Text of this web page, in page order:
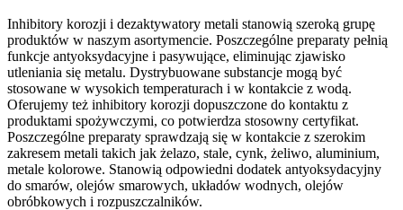
Inhibitory korozji i dezaktywatory metali stanowią szeroką grupę
produktów w naszym asortymencie. Poszczególne preparaty pełnią
funkcje antyoksydacyjne i pasywujące, eliminując zjawisko
utleniania się metalu. Dystrybuowane substancje mogą być
stosowane w wysokich temperaturach i w kontakcie z wodą.
Oferujemy też inhibitory korozji dopuszczone do kontaktu z
produktami spożywczymi, co potwierdza stosowny certyfikat.
Poszczególne preparaty sprawdzają się w kontakcie z szerokim
zakresem metali takich jak żelazo, stale, cynk, żeliwo, aluminium,
metale kolorowe. Stanowią odpowiedni dodatek antyoksydacyjny
do smarów, olejów smarowych, układów wodnych, olejów
obróbkowych i rozpuszczalników.